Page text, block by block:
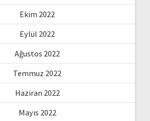
Ekim 2022
Eylül 2022
Ağustos 2022
Temmuz 2022
Haziran 2022
Mayıs 2022